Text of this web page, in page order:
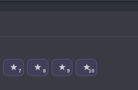
★ 7 ★ 8 ★ 9 ★10